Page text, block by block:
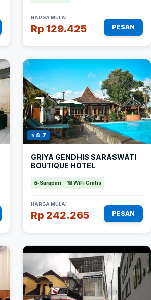
HARGA MULAI
Rp 129.425 PESAN
⭐ 8.7
GRIYA GENDHIS SARASWATI
BOUTIQUE HOTEL
☕ Sarapan 📶 WiFi Gratis
HARGA MULAI
Rp 242.265 PESAN